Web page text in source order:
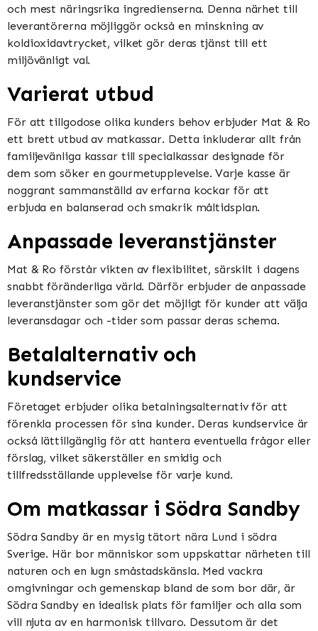
och mest näringsrika ingredienserna. Denna närhet till
leverantörerna möjliggör också en minskning av
koldioxidavtrycket, vilket gör deras tjänst till ett
miljövänligt val.
Varierat utbud
För att tillgodose olika kunders behov erbjuder Mat & Ro
ett brett utbud av matkassar. Detta inkluderar allt från
familjevänliga kassar till specialkassar designade för
dem som söker en gourmetupplevelse. Varje kasse är
noggrant sammanställd av erfarna kockar för att
erbjuda en balanserad och smakrik måltidsplan.
Anpassade leveranstjänster
Mat & Ro förstår vikten av flexibilitet, särskilt i dagens
snabbt föränderliga värld. Därför erbjuder de anpassade
leveranstjänster som gör det möjligt för kunder att välja
leveransdagar och -tider som passar deras schema.
Betalalternativ och
kundservice
Företaget erbjuder olika betalningsalternativ för att
förenkla processen för sina kunder. Deras kundservice är
också lättillgänglig för att hantera eventuella frågor eller
förslag, vilket säkerställer en smidig och
tillfredsställande upplevelse för varje kund.
Om matkassar i Södra Sandby
Södra Sandby är en mysig tätort nära Lund i södra
Sverige. Här bor människor som uppskattar närheten till
naturen och en lugn småstadskänsla. Med vackra
omgivningar och gemenskap bland de som bor där, är
Södra Sandby en idealisk plats för familjer och alla som
vill njuta av en harmonisk tillvaro. Dessutom är det